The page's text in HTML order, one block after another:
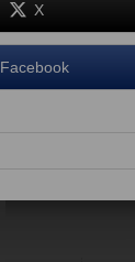
X
Facebook